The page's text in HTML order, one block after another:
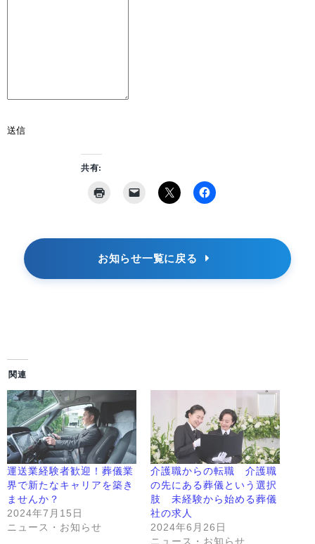
送信
共有:
お知らせ一覧に戻る
関連
運送業経験者歓迎！葬儀業
界で新たなキャリアを築き
ませんか？
2024年7月15日
ニュース・お知らせ
介護職からの転職 介護職
の先にある葬儀という選択
肢 未経験から始める葬儀
社の求人
2024年6月26日
ニュース・お知らせ